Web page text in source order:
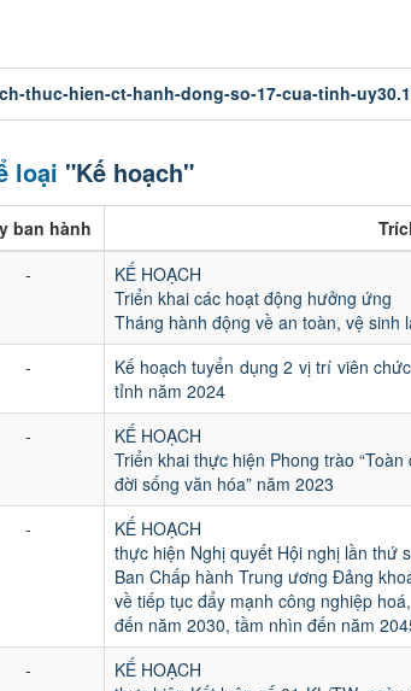
thuc-hien-ct-hanh-dong-so-17-cua-tinh-
loại "Kế hoạch"
ban hành
-
KẾ HOẠCH
Triển khai các hoạt động hưởng ứng
Tháng hành động về an toàn, vệ sinh
-
Kế hoạch tuyển dụng 2 vị trí viên
tỉnh năm 2024
-
KẾ HOẠCH
Triển khai thực hiện Phong trào
đời sống văn hóa” năm 2023
-
KẾ HOẠCH
thực hiện Nghị quyết Hội nghị lần thứ
Ban Chấp hành Trung ương Đảng
về tiếp tục đẩy mạnh công nghiệp
đến năm 2030, tầm nhìn đến năm
-
KẾ HOẠCH